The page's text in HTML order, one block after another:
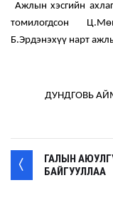
Ажлын хэсгийн
томилогдсон
Б.Эрдэнэхүү нарт
ДУНДГОВЬ
ГАЛЫН
БАЙГУУЛЛАА